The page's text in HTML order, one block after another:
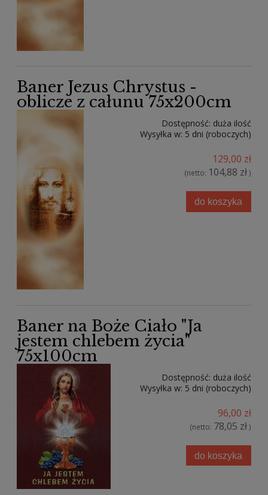
Baner Jezus Chrystus -
oblicze z całunu 75x200cm
Dostępność: duża ilość
Wysyłka w: 5 dni (roboczych)
129,00 zł
(netto: 104,88 zł)
do koszyka
Baner na Boże Ciało "Ja
jestem chlebem życia"
75x100cm
Dostępność: duża ilość
Wysyłka w: 5 dni (roboczych)
96,00 zł
(netto: 78,05 zł)
do koszyka